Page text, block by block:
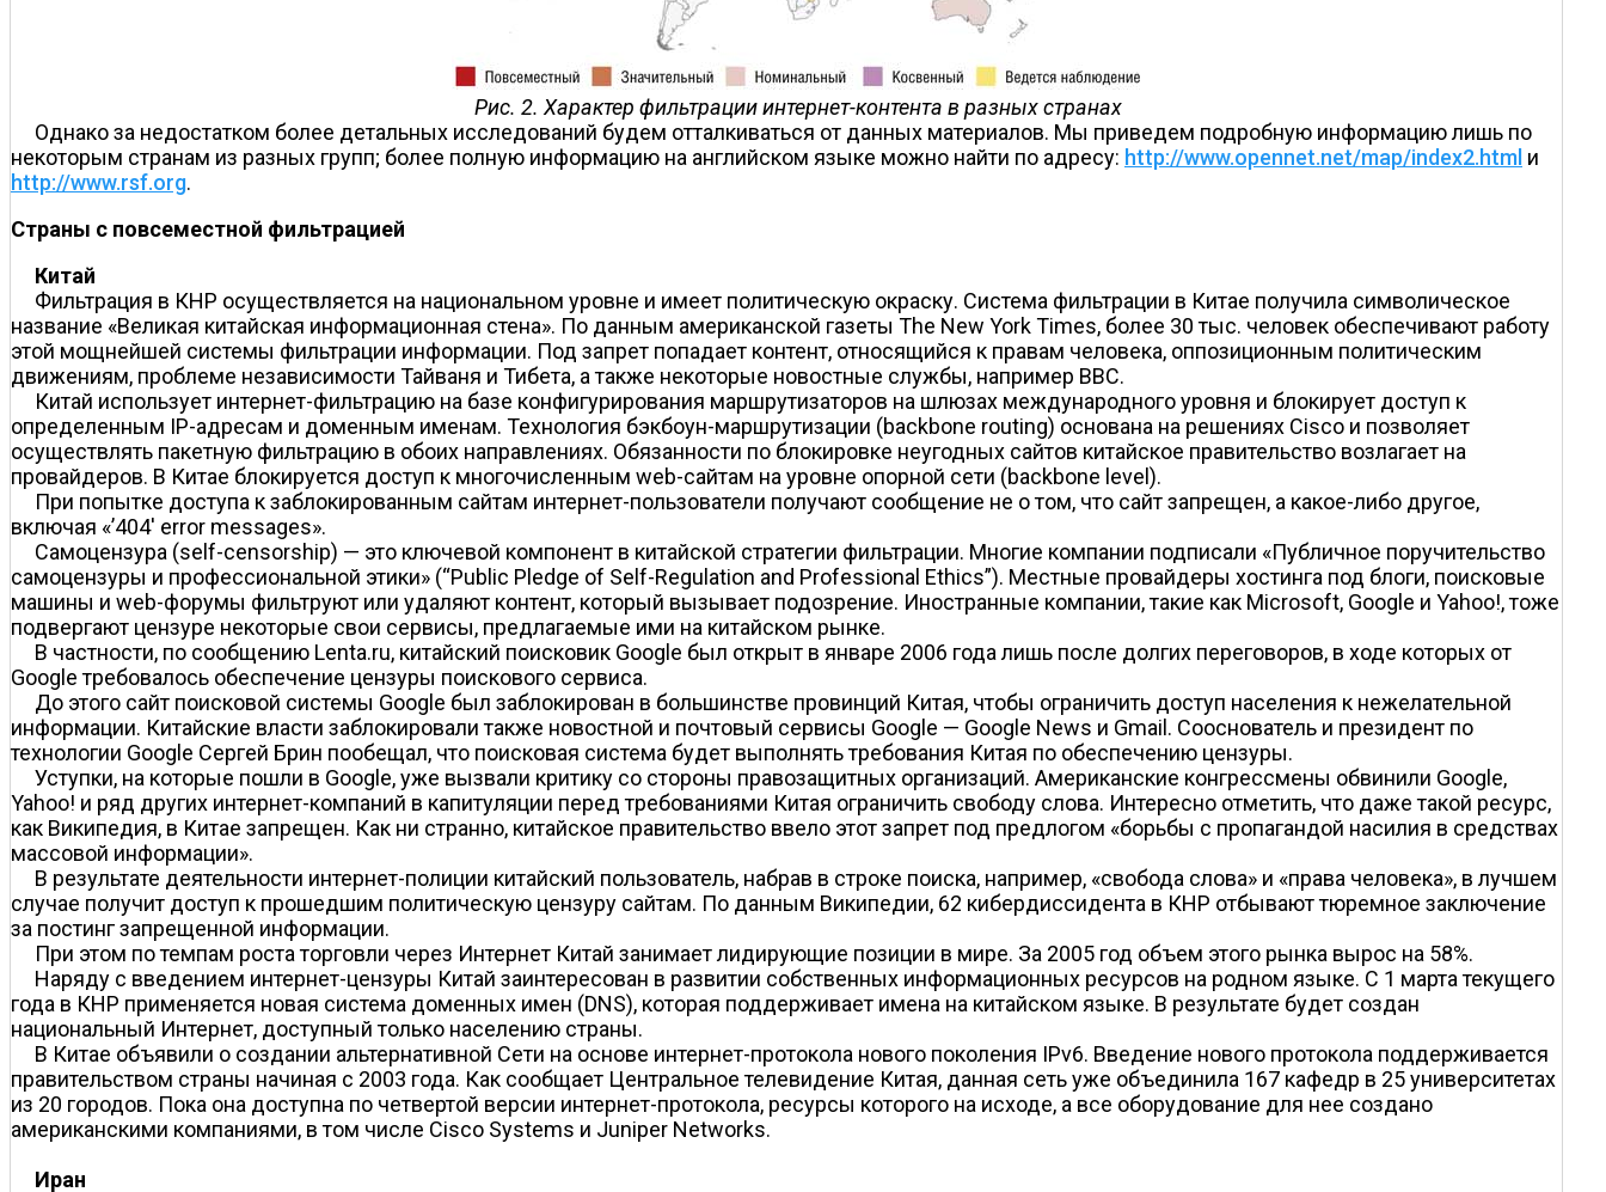
Рис. 2. Характер фильтрации интернет-контента в разных странах
Однако за недостатком более детальных исследований будем отталкиваться от данных материалов. Мы приведем подробную информацию лишь по
некоторым странам из разных групп; более полную информацию на английском языке можно найти по адресу: http://www.opennet.net/map/index2.html и
http://www.rsf.org.
Страны с повсеместной фильтрацией
Китай
Фильтрация в КНР осуществляется на национальном уровне и имеет политическую окраску. Система фильтрации в Китае получила символическое
название «Великая китайская информационная стена». По данным американской газеты The New York Times, более 30 тыс. человек обеспечивают работу
этой мощнейшей системы фильтрации информации. Под запрет попадает контент, относящийся к правам человека, оппозиционным политическим
движениям, проблеме независимости Тайваня и Тибета, а также некоторые новостные службы, например BBC.
Китай использует интернет-фильтрацию на базе конфигурирования маршрутизаторов на шлюзах международного уровня и блокирует доступ к
определенным IP-адресам и доменным именам. Технология бэкбоун-маршрутизации (backbone routing) основана на решениях Cisco и позволяет
осуществлять пакетную фильтрацию в обоих направлениях. Обязанности по блокировке неугодных сайтов китайское правительство возлагает на
провайдеров. В Китае блокируется доступ к многочисленным web-сайтам на уровне опорной сети (backbone level).
При попытке доступа к заблокированным сайтам интернет-пользователи получают сообщение не о том, что сайт запрещен, а какое-либо другое,
включая «’404' error messages».
Самоцензура (self-censorship) — это ключевой компонент в китайской стратегии фильтрации. Многие компании подписали «Публичное поручительство
самоцензуры и профессиональной этики» (“Public Pledge of Self-Regulation and Professional Ethics”). Местные провайдеры хостинга под блоги, поисковые
машины и web-форумы фильтруют или удаляют контент, который вызывает подозрение. Иностранные компании, такие как Microsoft, Google и Yahoo!, тоже
подвергают цензуре некоторые свои сервисы, предлагаемые ими на китайском рынке.
В частности, по сообщению Lenta.ru, китайский поисковик Google был открыт в январе 2006 года лишь после долгих переговоров, в ходе которых от
Google требовалось обеспечение цензуры поискового сервиса.
До этого сайт поисковой системы Google был заблокирован в большинстве провинций Китая, чтобы ограничить доступ населения к нежелательной
информации. Китайские власти заблокировали также новостной и почтовый сервисы Google — Google News и Gmail. Сооснователь и президент по
технологии Google Сергей Брин пообещал, что поисковая система будет выполнять требования Китая по обеспечению цензуры.
Уступки, на которые пошли в Google, уже вызвали критику со стороны правозащитных организаций. Американские конгрессмены обвинили Google,
Yahoo! и ряд других интернет-компаний в капитуляции перед требованиями Китая ограничить свободу слова. Интересно отметить, что даже такой ресурс,
как Википедия, в Китае запрещен. Как ни странно, китайское правительство ввело этот запрет под предлогом «борьбы с пропагандой насилия в средствах
массовой информации».
В результате деятельности интернет-полиции китайский пользователь, набрав в строке поиска, например, «свобода слова» и «права человека», в лучшем
случае получит доступ к прошедшим политическую цензуру сайтам. По данным Википедии, 62 кибердиссидента в КНР отбывают тюремное заключение
за постинг запрещенной информации.
При этом по темпам роста торговли через Интернет Китай занимает лидирующие позиции в мире. За 2005 год объем этого рынка вырос на 58%.
Наряду с введением интернет-цензуры Китай заинтересован в развитии собственных информационных ресурсов на родном языке. С 1 марта текущего
года в КНР применяется новая система доменных имен (DNS), которая поддерживает имена на китайском языке. В результате будет создан
национальный Интернет, доступный только населению страны.
В Китае объявили о создании альтернативной Сети на основе интернет-протокола нового поколения IPv6. Введение нового протокола поддерживается
правительством страны начиная с 2003 года. Как сообщает Центральное телевидение Китая, данная сеть уже объединила 167 кафедр в 25 университетах
из 20 городов. Пока она доступна по четвертой версии интернет-протокола, ресурсы которого на исходе, а все оборудование для нее создано
американскими компаниями, в том числе Cisco Systems и Juniper Networks.
Иран